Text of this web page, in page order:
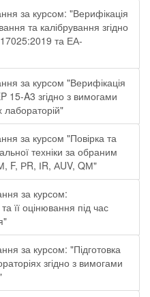
за курсом: "Верифікація
та калібрування згідно
та ЕА-
за курсом "Верифікація
15-A3 згідно з вимогами
за курсом "Повірка та
техніки за обраним
F, РR, ІR, АUV, QМ"
за курсом:
її оцінювання під час
за курсом: "Підготовка
згідно з вимогами